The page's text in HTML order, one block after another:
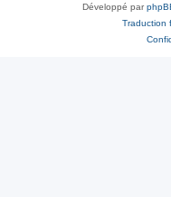
Développé par
Traduction